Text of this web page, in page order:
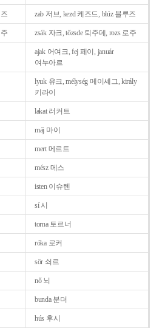
즈 zab 저브, kezd 케즈드, blúz 블루즈
주 zsák 자크, tőzsde 퇴주데, rozs 로주
ajak 어여크, fej 페이, január
여누아르
lyuk 유크, mélység 메이셰그, király
키라이
lakat 러커트
máj 마이
mert 메르트
mész 메스
isten 이슈텐
sí 시
torna 토르너
róka 로커
sör 쇠르
nő 뇌
bunda 분더
hús 후시